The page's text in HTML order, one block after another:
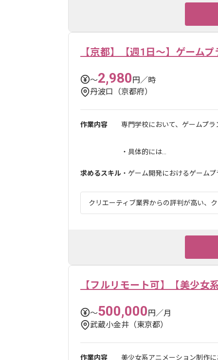
【京都】【週1日～】ゲーム
〜2,980円／時
丹波口（京都府）
作業内容 専門学校において、ゲームプ
・具体的には...
求めるスキル ・ゲーム開発におけるゲーム
クリエーティブ業界からの評判が高い、
【フルリモート可】【美少女
〜500,000円／月
武蔵小金井（東京都）
作業内容
美少女系アニメーション制作